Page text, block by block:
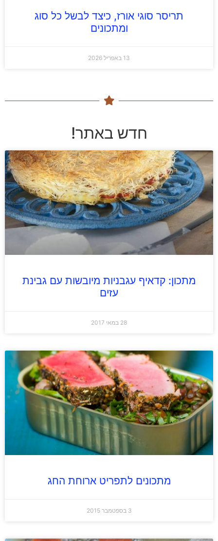
תריסר סוגי אורז, כיצד לבשל כל סוג
ומתכונים
13 באפריל 2026
חדש באתר!
מתכון: קדאיף עגבניות מיובשות עם גבינת
עזים
28 במאי 2017
מתכונים לתפריט ארוחת החג
3 בספטמבר 2015